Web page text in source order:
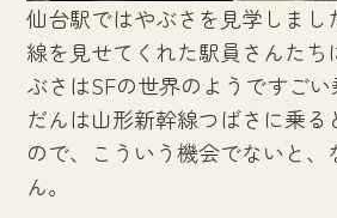
仙台駅ではやぶさを見学しまし
線を見せてくれた駅員さんたち
ぶさはSFの世界のようですご
だんは山形新幹線つばさに乗る
ので、こういう機会でないと、
ん。